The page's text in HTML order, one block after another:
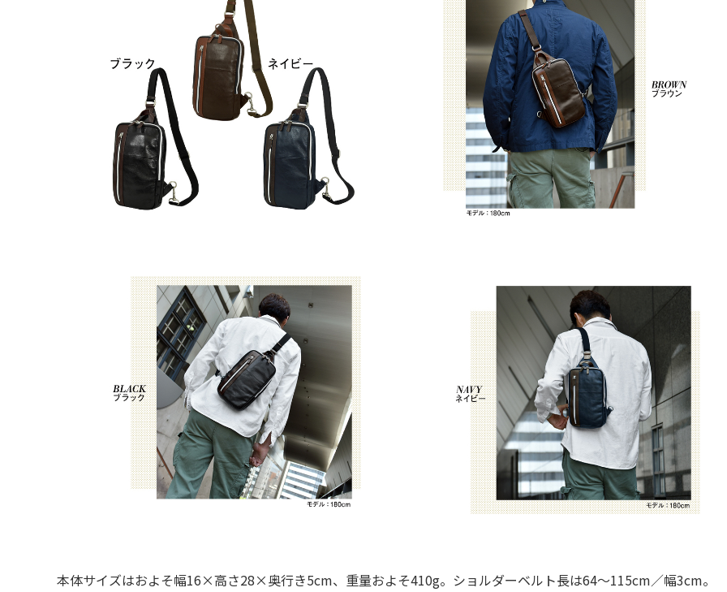
本体サイズはおよそ幅16×高さ28×奥行き5cm、重量およそ410g。ショルダーベルト長は64～115cm／幅3cm。